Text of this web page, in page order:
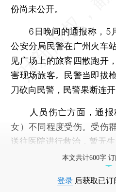
份尚未公开。
6日晚间的通报称，5
公安分局民警在广州火车
见广场上的旅客四散跑开
害现场旅客。民警当即拔
刀砍向民警，民警果断连
人员伤亡方面，通报
女）不同程度受伤。受伤
送往医院进行救治，暂无生
本文共计600字
登录 后获取已